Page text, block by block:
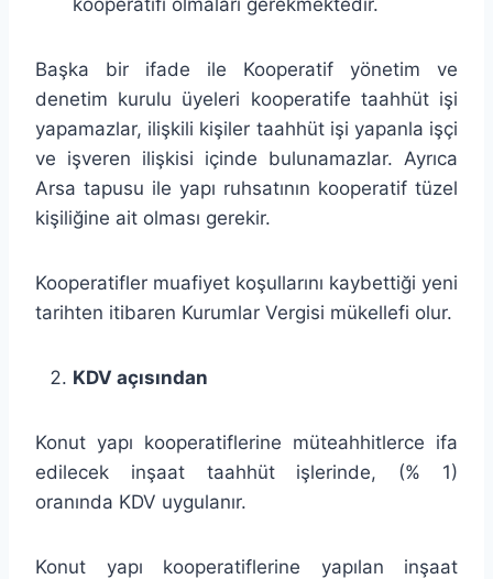
Başka bir ifade ile Kooperatif yönetim ve
denetim kurulu üyeleri kooperatife taahhüt işi
yapamazlar, ilişkili kişiler taahhüt işi yapanla işçi
ve işveren ilişkisi içinde bulunamazlar. Ayrıca
Arsa tapusu ile yapı ruhsatının kooperatif tüzel
kişiliğine ait olması gerekir.
Kooperatifler muafiyet koşullarını kaybettiği yeni
tarihten itibaren Kurumlar Vergisi mükellefi olur.
KDV açısından
Konut yapı kooperatiflerine müteahhitlerce ifa
edilecek inşaat taahhüt işlerinde, (% 1)
oranında KDV uygulanır.
Konut yapı kooperatiflerine yapılan inşaat